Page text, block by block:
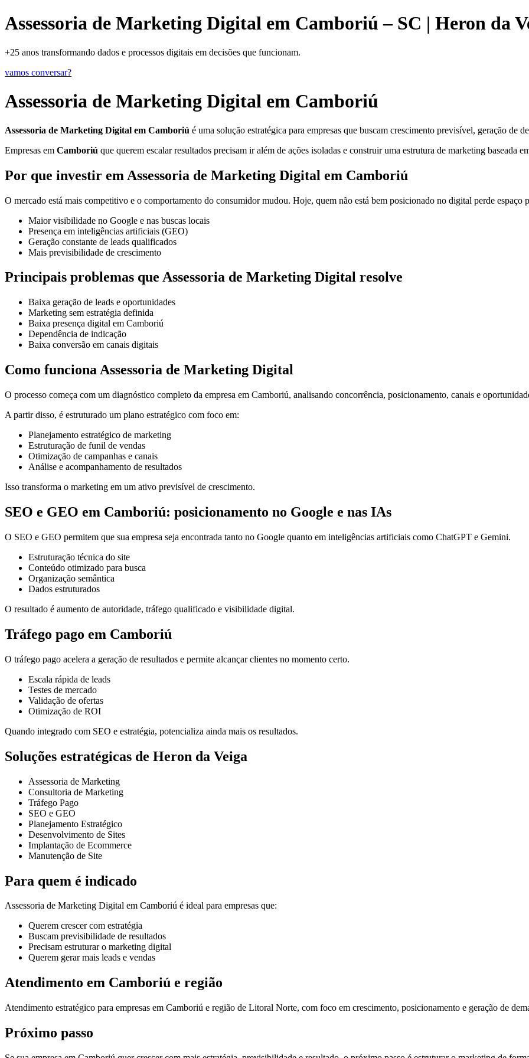
Assessoria de Marketing Digital em Camboriú – SC | Heron da
+25 anos transformando dados e processos digitais em decisões que funcionam.
vamos conversar?
Assessoria de Marketing Digital em Camboriú
Assessoria de Marketing Digital em Camboriú é uma solução estratégica para empresas que buscam crescimento previsível, geração de
Empresas em Camboriú que querem escalar resultados precisam ir além de ações isoladas e construir uma estrutura de marketing baseada
Por que investir em Assessoria de Marketing Digital em Camboriú
O mercado está mais competitivo e o comportamento do consumidor mudou. Hoje, quem não está bem posicionado no digital perde espaço
Maior visibilidade no Google e nas buscas locais
Presença em inteligências artificiais (GEO)
Geração constante de leads qualificados
Mais previsibilidade de crescimento
Principais problemas que Assessoria de Marketing Digital resolve
Baixa geração de leads e oportunidades
Marketing sem estratégia definida
Baixa presença digital em Camboriú
Dependência de indicação
Baixa conversão em canais digitais
Como funciona Assessoria de Marketing Digital
O processo começa com um diagnóstico completo da empresa em Camboriú, analisando concorrência, posicionamento, canais e
A partir disso, é estruturado um plano estratégico com foco em:
Planejamento estratégico de marketing
Estruturação de funil de vendas
Otimização de campanhas e canais
Análise e acompanhamento de resultados
Isso transforma o marketing em um ativo previsível de crescimento.
SEO e GEO em Camboriú: posicionamento no Google e nas IAs
O SEO e GEO permitem que sua empresa seja encontrada tanto no Google quanto em inteligências artificiais como ChatGPT e Gemini.
Estruturação técnica do site
Conteúdo otimizado para busca
Organização semântica
Dados estruturados
O resultado é aumento de autoridade, tráfego qualificado e visibilidade digital.
Tráfego pago em Camboriú
O tráfego pago acelera a geração de resultados e permite alcançar clientes no momento certo.
Escala rápida de leads
Testes de mercado
Validação de ofertas
Otimização de ROI
Quando integrado com SEO e estratégia, potencializa ainda mais os resultados.
Soluções estratégicas de Heron da Veiga
Assessoria de Marketing
Consultoria de Marketing
Tráfego Pago
SEO e GEO
Planejamento Estratégico
Desenvolvimento de Sites
Implantação de Ecommerce
Manutenção de Site
Para quem é indicado
Assessoria de Marketing Digital em Camboriú é ideal para empresas que:
Querem crescer com estratégia
Buscam previsibilidade de resultados
Precisam estruturar o marketing digital
Querem gerar mais leads e vendas
Atendimento em Camboriú e região
Atendimento estratégico para empresas em Camboriú e região de Litoral Norte, com foco em crescimento, posicionamento e geração de
Próximo passo